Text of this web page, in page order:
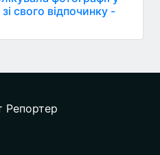
свого відпочинку -